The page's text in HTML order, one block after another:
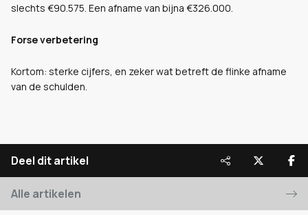
slechts €90.575. Een afname van bijna €326.000.
Forse verbetering
Kortom: sterke cijfers, en zeker wat betreft de flinke afname
van de schulden.
Deel dit artikel
Alle artikelen